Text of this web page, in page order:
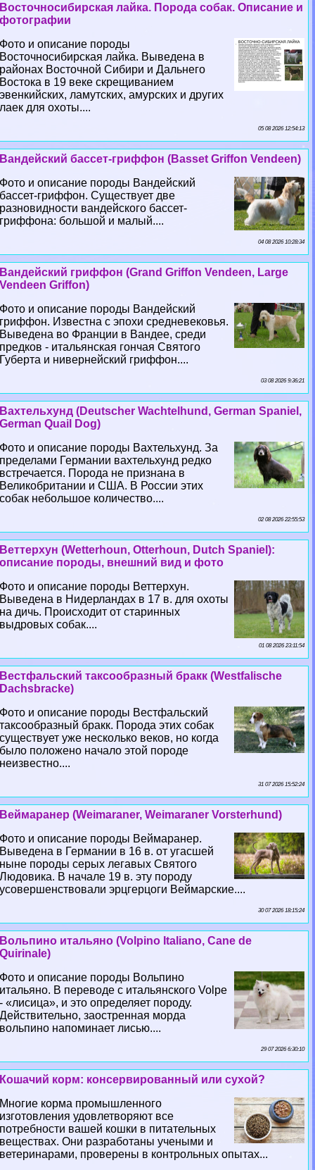
Восточносибирская лайка. Порода собак. Описание и
фотографии
Фото и описание породы
Восточносибирская лайка. Выведена в
районах Восточной Сибири и Дальнего
Востока в 19 веке скрещиванием
эвенкийских, ламутских, амурских и других
лаек для охоты....
05 08 2026 12:54:13
Вандейский бассет-гриффон (Basset Griffon Vendeen)
Фото и описание породы Вандейский
бассет-гриффон. Существует две
разновидности вандейского бассет-
гриффона: большой и малый....
04 08 2026 10:28:34
Вандейский гриффон (Grand Griffon Vendeen, Large
Vendeen Griffon)
Фото и описание породы Вандейский
гриффон. Известна с эпохи средневековья.
Выведена во Франции в Вандее, среди
предков - итальянская гончая Святого
Губерта и нивернейский гриффон....
03 08 2026 9:36:21
Вахтельхунд (Deutscher Wachtelhund, German Spaniel,
German Quail Dog)
Фото и описание породы Вахтельхунд. За
пределами Германии вахтельхунд редко
встречается. Порода не признана в
Великобритании и США. В России этих
собак небольшое количество....
02 08 2026 22:55:53
Веттерхун (Wetterhoun, Otterhoun, Dutch Spaniel):
описание породы, внешний вид и фото
Фото и описание породы Веттерхун.
Выведена в Нидерландах в 17 в. для охоты
на дичь. Происходит от старинных
выдровых собак....
01 08 2026 23:11:54
Вестфальский таксообразный бpaкк (Westfalische
Dachsbracke)
Фото и описание породы Вестфальский
таксообразный бpaкк. Порода этих собак
существует уже несколько веков, но когда
было положено начало этой породе
неизвестно....
31 07 2026 15:52:24
Веймаранер (Weimaraner, Weimaraner Vorsterhund)
Фото и описание породы Веймаранер.
Выведена в Германии в 16 в. от угасшей
ныне породы серых легавых Святого
Людовика. В начале 19 в. эту породу
усовершенствовали эрцгерцоги Веймарские....
30 07 2026 18:15:24
Вольпино итальяно (Volpino Italiano, Cane de
Quirinale)
Фото и описание породы Вольпино
итальяно. В переводе с итальянского Volpe
- «лисица», и это определяет породу.
Действительно, заостренная морда
вольпино напоминает лисью....
29 07 2026 6:30:10
Кошачий корм: консервированный или сухой?
Многие корма промышленного
изготовления удовлетворяют все
потребности вашей кошки в питательных
веществах. Они разработаны учеными и
ветеринарами, проверены в контрольных опытах...